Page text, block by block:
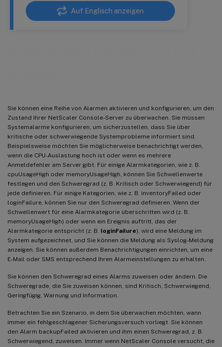
Auf Englisch anzeigen
Sie können eine Reihe von Alarmen aktivieren und konfigurieren, um den
Zustand Ihrer NetScaler Console-Server zu überwachen. Sie müssen
Systemalarme konfigurieren, um sicherzustellen, dass Sie über
kritische oder schwerwiegende Systemprobleme informiert sind.
Beispielsweise möchten Sie möglicherweise benachrichtigt werden,
wenn die CPU-Auslastung hoch ist oder wenn es mehrere
Anmeldefehler am Server gibt. Für einige Alarmkategorien, wie z. B.
cpuUsageHigh oder memoryUsageHigh, können Sie Schwellenwerte
festlegen und den Schweregrad (z. B. Kritisch oder Schwerwiegend) für
jede definieren. Für einige Kategorien, wie z. B. inventoryFailed oder
loginFailure, können Sie nur den Schweregrad definieren. Wenn der
Schwellenwert für eine Alarmkategorie überschritten wird (z. B.
memoryUsageHigh) oder wenn ein Ereignis auftritt, das der
Alarmkategorie entspricht (z. B. loginFailure), wird eine Meldung im
System aufgezeichnet, und Sie können die Meldung als Syslog-Meldung
anzeigen. Sie können außerdem Benachrichtigungen einrichten, um eine
E-Mail oder SMS entsprechend Ihren Alarmeinstellungen zu erhalten.
Sie können den Schweregrad eines Alarms zuweisen oder ändern. Die
Schweregrade, die Sie zuweisen können, sind Kritisch, Schwerwiegend,
Geringfügig, Warnung und Information.
Betrachten Sie ein Szenario, in dem Sie überwachen möchten, wann
immer ein fehlgeschlagener Sicherungsversuch vorliegt. Sie können
den Alarm backupFailed aktivieren und ihm einen Schweregrad, z. B.
Schwerwiegend, zuweisen. Immer wenn NetScaler Console versucht, die